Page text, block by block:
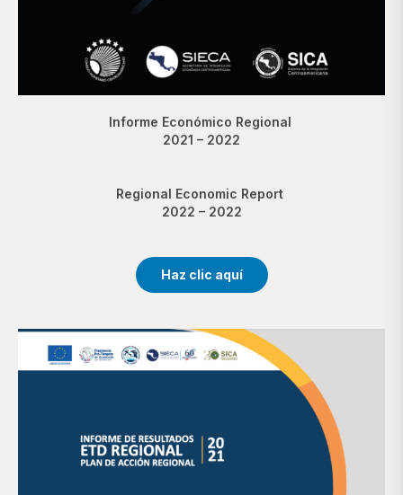
Informe Económico Regional
2021 – 2022
Regional Economic Report
2022 – 2022
Haz clic aquí